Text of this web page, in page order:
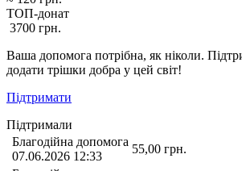
ТОП-донат
3700 грн.
Ваша допомога потрібна, як ніколи.
додати трішки добра у цей світ!
Підтримати
Підтримали
Благодійна допомога
07.06.2026 12:33
55,00 грн.